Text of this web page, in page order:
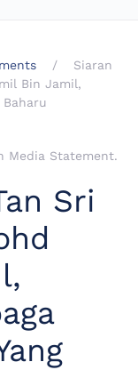
Siaran
Bin Jamil,
Baharu
Media Statement.
Sri